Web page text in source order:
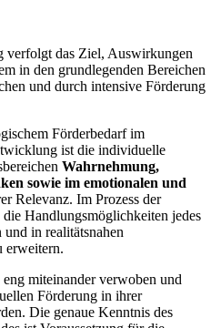
verfolgt das Ziel, Auswirkungen
in den grundlegenden Bereichen
und durch intensive Förderung
Förderbedarf im
ist die individuelle
Wahrnehmung,
sowie im emotionalen und
Relevanz. Im Prozess der
Handlungsmöglichkeiten jedes
in realitätsnahen
erweitern.
miteinander verwoben und
Förderung in ihrer
Die genaue Kenntnis des